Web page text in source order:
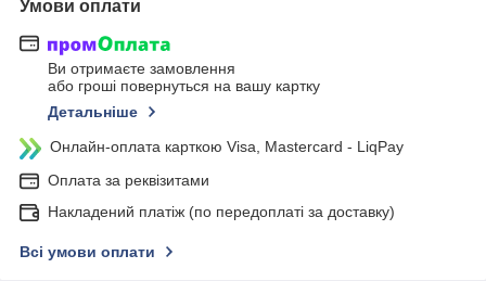
Умови оплати
Ви отримаєте замовлення
або гроші повернуться на вашу картку
Детальніше
Онлайн-оплата карткою Visa, Mastercard - LiqPay
Оплата за реквізитами
Накладений платіж (по передоплаті за доставку)
Всі умови оплати